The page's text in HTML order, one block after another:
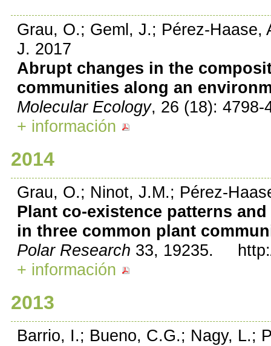
Grau, O.; Geml, J.; Pérez-
J. 2017
Abrupt changes in the
communities along an
Molecular Ecology, 26 (18):
+ información
2014
Grau, O.; Ninot, J.M.; Pérez-
Plant co-existence patterns
in three common plant
Polar Research 33, 19235.
+ información
2013
Barrio, I.; Bueno, C.G.; Nagy, L.;